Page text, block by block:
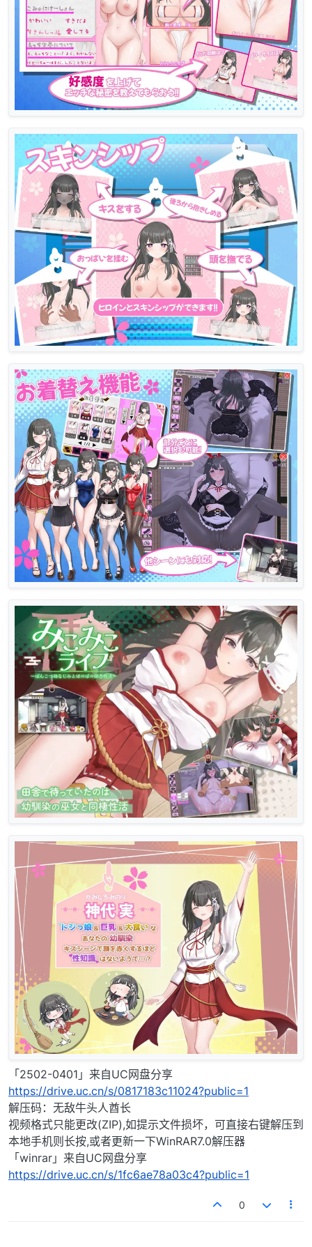
「2502-0401」来自UC网盘分享
https://drive.uc.cn/s/0817183c11024?public=1
解压码：无敌牛头人酋长
视频格式只能更改(ZIP),如提示文件损坏，可直接右键解压到
本地手机则长按,或者更新一下WinRAR7.0解压器
「winrar」来自UC网盘分享
https://drive.uc.cn/s/1fc6ae78a03c4?public=1
0